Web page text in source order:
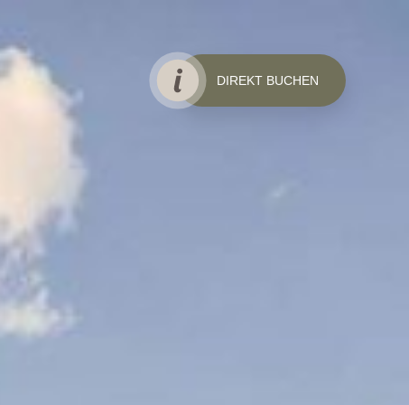
DIREKT BUCHEN